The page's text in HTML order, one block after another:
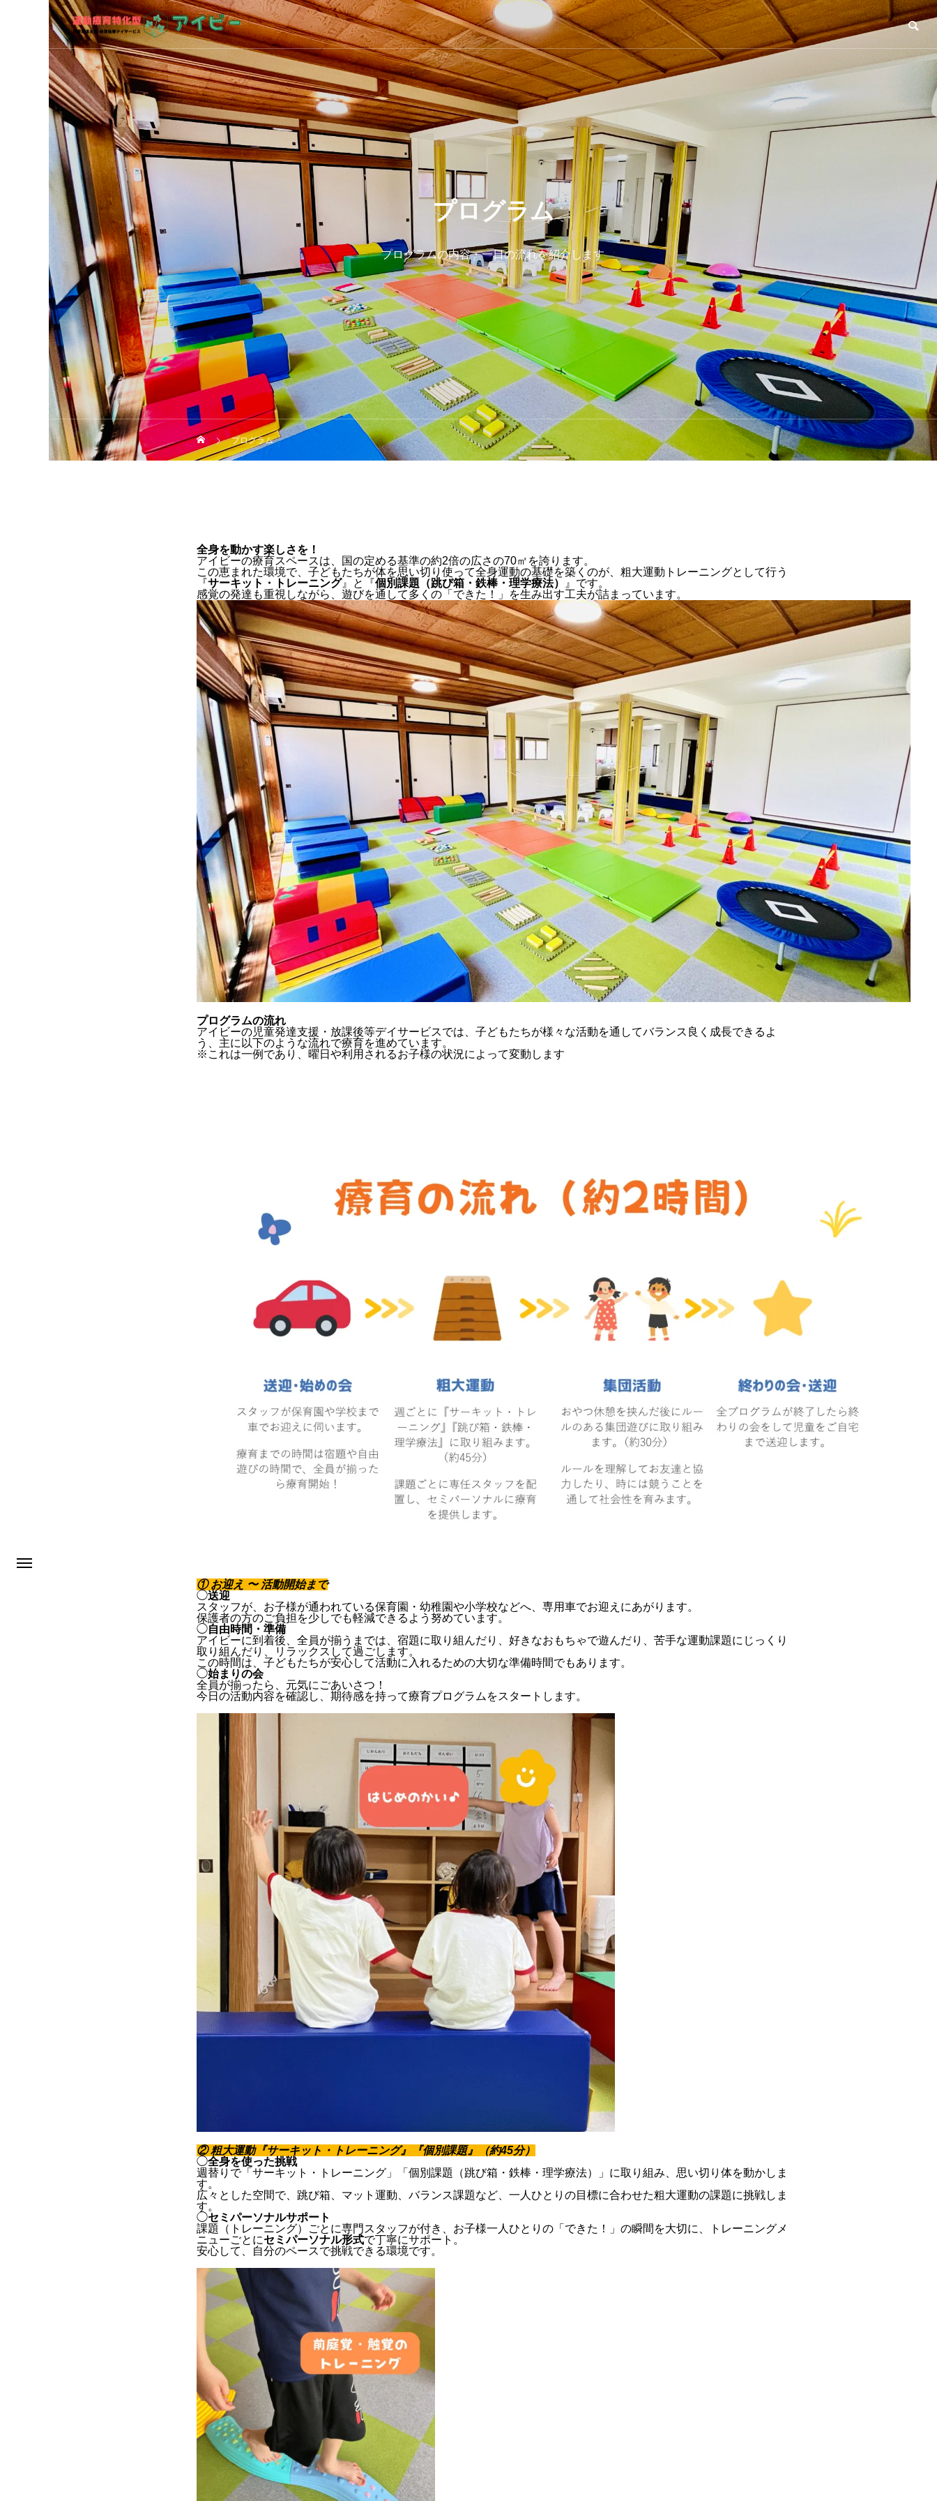
プログラム
プログラムの内容・一日の流れを紹介します
プログラム
全身を動かす楽しさを！
アイビーの療育スペースは、国の定める基準の約2倍の広さの70㎡を誇ります。
この恵まれた環境で、子どもたちが体を思い切り使って全身運動の基礎を築くのが、粗大運動トレーニングとして行う
『サーキット・トレーニング』と『個別課題（跳び箱・鉄棒・理学療法）
』です。
感覚の発達も重視しながら、遊びを通して多くの「できた！」を生み出す工夫が詰まっています。
プログラムの流れ
アイビーの児童発達支援・放課後等デイサービスでは、子どもたちが様々な活動を通してバランス良く成長できるよ
う、主に以下のような流れで療育を進めています。
※これは一例であり、曜日や利用されるお子様の状況によって変動します
① お迎え 〜 活動開始まで
◯送迎
スタッフが、お子様が通われている保育園・幼稚園や小学校などへ、専用車でお迎えにあがります。
保護者の方のご負担を少しでも軽減できるよう努めています。
◯自由時間・準備
アイビーに到着後、全員が揃うまでは、宿題に取り組んだり、好きなおもちゃで遊んだり、苦手な運動課題にじっくり
取り組んだり、リラックスして過ごします。
この時間は、子どもたちが安心して活動に入れるための大切な準備時間でもあります。
◯始まりの会
全員が揃ったら、元気にごあいさつ！
今日の活動内容を確認し、期待感を持って療育プログラムをスタートします。
② 粗大運動『サーキット・トレーニング』『個別課題』（約45分）
◯全身を使った挑戦
週替りで「サーキット・トレーニング」「個別課題（跳び箱・鉄棒・理学療法）」に取り組み、思い切り体を動かしま
す。
広々とした空間で、跳び箱、マット運動、バランス課題など、一人ひとりの目標に合わせた粗大運動の課題に挑戦しま
す。
◯セミパーソナルサポート
課題（トレーニング）ごとに専門スタッフが付き、お子様一人ひとりの「できた！」の瞬間を大切に、トレーニングメ
ニューごとにセミパーソナル形式で丁寧にサポート。
安心して、自分のペースで挑戦できる環境です。